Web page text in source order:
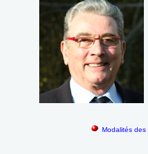
Modalités des